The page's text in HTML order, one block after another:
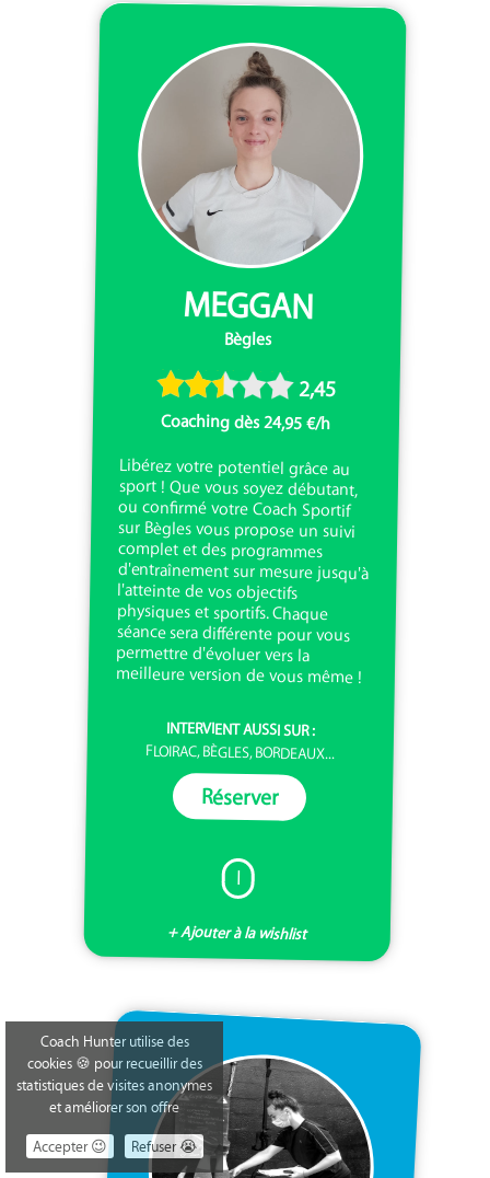
MEGGAN
Bègles
2,45
Coaching dès 24,95 €/h
Libérez votre potentiel grâce au
sport ! Que vous soyez débutant,
ou confirmé votre Coach Sportif
sur Bègles vous propose un suivi
complet et des programmes
d'entraînement sur mesure jusqu'à
l'atteinte de vos objectifs
physiques et sportifs. Chaque
séance sera différente pour vous
permettre d'évoluer vers la
meilleure version de vous même !
INTERVIENT AUSSI SUR :
FLOIRAC, BÈGLES, BORDEAUX...
Réserver
I
+ Ajouter à la wishlist
Coach Hunter utilise des
cookies 🍪 pour recueillir des
statistiques de visites anonymes
et améliorer son offre
Accepter 😉
Refuser 😭